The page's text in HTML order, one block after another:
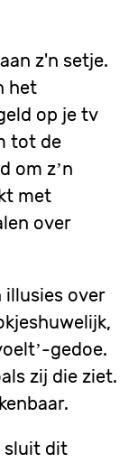
z'n setje.
het
op je tv
tot de
om z’n
met
over
illusies over
gedoe.
zij die ziet.
sluit dit